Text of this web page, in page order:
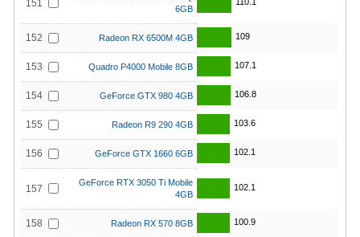
151
6GB
152 Radeon RX 6500M 4GB 109
153 Quadro P4000 Mobile 8GB 107.1
154 GeForce GTX 980 4GB 106.8
155 Radeon R9 290 4GB 103.6
156 GeForce GTX 1660 6GB 102.1
157
GeForce RTX 3050 Ti Mobile
4GB
102.1
158 Radeon RX 570 8GB 100.9